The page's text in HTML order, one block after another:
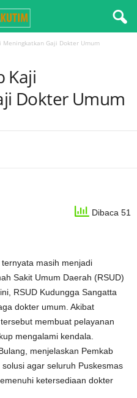
Meningkatkan Gaji Dokter Umum
Kaji
Dokter Umum
Dibaca 51
masih menjadi
Sakit Umum Daerah (RSUD)
RSUD Kudungga Sangatta
dokter umum. Akibat
membuat pelayanan
mengalami kendala.
menjelaskan Pemkab
agar seluruh Puskesmas
ketersediaan dokter